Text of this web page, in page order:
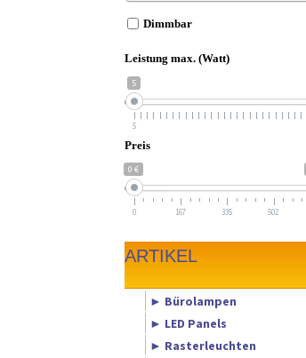
Dimmbar
Leistung max. (Watt)
5
5
Preis
0 €
0 167 335 502
ARTIKEL
► Bürolampen
► LED Panels
► Rasterleuchten